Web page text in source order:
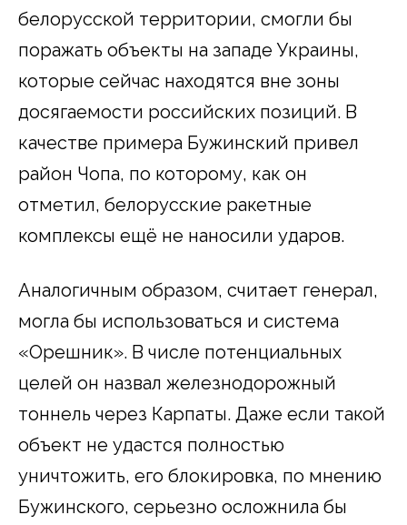
белорусской территории, смогли бы
поражать объекты на западе Украины,
которые сейчас находятся вне зоны
досягаемости российских позиций. В
качестве примера Бужинский привел
район Чопа, по которому, как он
отметил, белорусские ракетные
комплексы ещё не наносили ударов.
Аналогичным образом, считает генерал,
могла бы использоваться и система
«Орешник». В числе потенциальных
целей он назвал железнодорожный
тоннель через Карпаты. Даже если такой
объект не удастся полностью
уничтожить, его блокировка, по мнению
Бужинского, серьезно осложнила бы